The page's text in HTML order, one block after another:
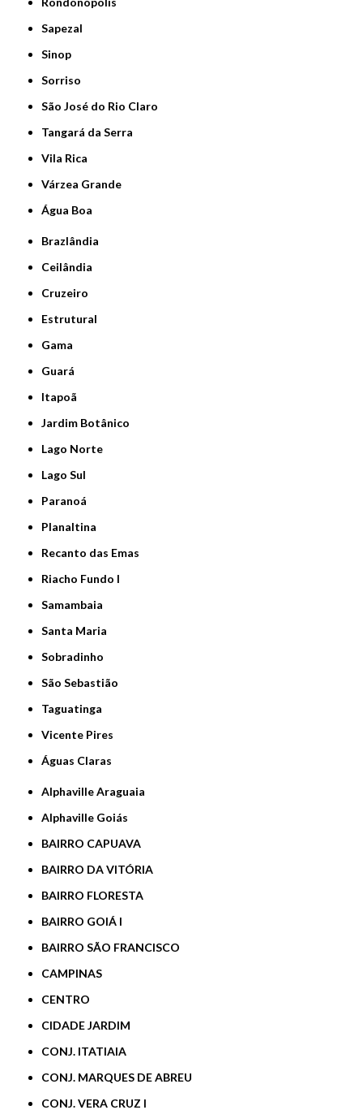
Sapezal
Sinop
Sorriso
São José do Rio Claro
Tangará da Serra
Vila Rica
Várzea Grande
Água Boa
Brazlândia
Ceilândia
Cruzeiro
Estrutural
Gama
Guará
Itapoã
Jardim Botânico
Lago Norte
Lago Sul
Paranoá
Planaltina
Recanto das Emas
Riacho Fundo I
Samambaia
Santa Maria
Sobradinho
São Sebastião
Taguatinga
Vicente Pires
Águas Claras
Alphaville Araguaia
Alphaville Goiás
BAIRRO CAPUAVA
BAIRRO DA VITÓRIA
BAIRRO FLORESTA
BAIRRO GOIÁ I
BAIRRO SÃO FRANCISCO
CAMPINAS
CENTRO
CIDADE JARDIM
CONJ. ITATIAIA
CONJ. MARQUES DE ABREU
CONJ. VERA CRUZ I